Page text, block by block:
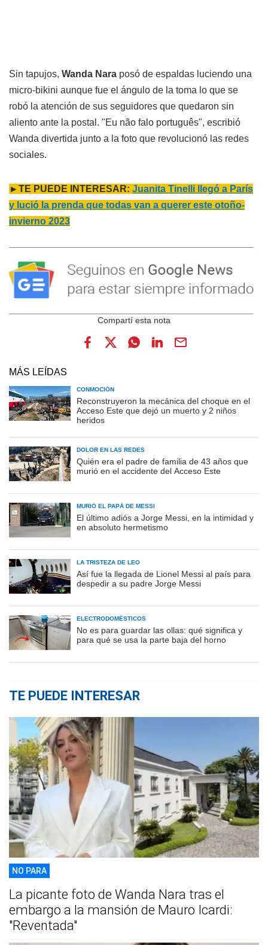
Sin tapujos, Wanda Nara posó de espaldas luciendo una
micro-bikini aunque fue el ángulo de la toma lo que se
robó la atención de sus seguidores que quedaron sin
aliento ante la postal. "Eu não falo português", escribió
Wanda divertida junto a la foto que revolucionó las redes
sociales.
►TE PUEDE INTERESAR: Juanita Tinelli llegó a París
y lució la prenda que todas van a querer este otoño-
invierno 2023
MÁS LEÍDAS
CONMOCIÓN
Reconstruyeron la mecánica del choque en el
Acceso Este que dejó un muerto y 2 niños
heridos
DOLOR EN LAS REDES
Quién era el padre de familia de 43 años que
murió en el accidente del Acceso Este
MURIÓ EL PAPÁ DE MESSI
El último adiós a Jorge Messi, en la intimidad y
en absoluto hermetismo
LA TRISTEZA DE LEO
Así fue la llegada de Lionel Messi al país para
despedir a su padre Jorge Messi
ELECTRODOMÉSTICOS
No es para guardar las ollas: qué significa y
para qué se usa la parte baja del horno
TE PUEDE INTERESAR
NO PARA
La picante foto de Wanda Nara tras el
embargo a la mansión de Mauro Icardi:
"Reventada"